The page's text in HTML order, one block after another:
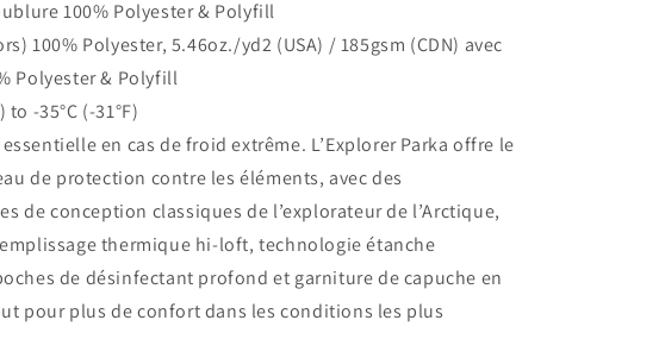
100% Polyester & Polyfill
100% Polyester, 5.46oz./yd2 (USA) / 185gsm (CDN) avec
Polyester & Polyfill
to -35°C (-31°F)
en cas de froid extrême. L’Explorer Parka offre le
de protection contre les éléments, avec des
de conception classiques de l’explorateur de l’Arctique,
thermique hi-loft, technologie étanche
poches de désinfectant profond et garniture de capuche en
pour plus de confort dans les conditions les plus